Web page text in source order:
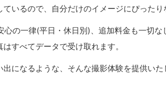
いるので、自分だけのイメージにぴったり
の一律(平日・休日別)、追加料金も一切な
すべてデータで受け取れます。
になるような、そんな撮影体験を提供いた